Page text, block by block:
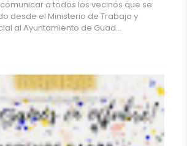
a todos los vecinos que se
desde el Ministerio de Trabajo y
al Ayuntamiento de Guad...